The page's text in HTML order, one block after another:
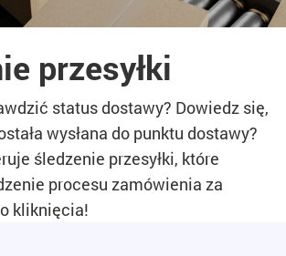
przesyłki
status dostawy? Dowiedz się,
wysłana do punktu dostawy?
śledzenie przesyłki, które
procesu zamówienia za
kliknięcia!